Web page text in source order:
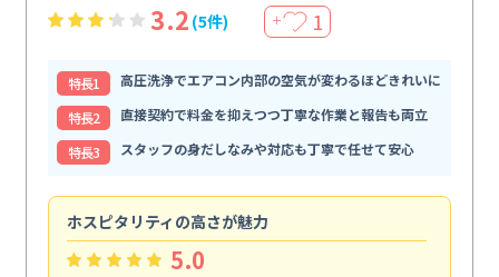
3.2 (5件) ＋ 1
特⻑1
高圧洗浄でエアコン内部の空気が変わるほどきれいに
特⻑2
直接契約で料金を抑えつつ丁寧な作業と報告も両立
特⻑3
スタッフの身だしなみや対応も丁寧で任せて安心
ホスピタリティの高さが魅力
5.0